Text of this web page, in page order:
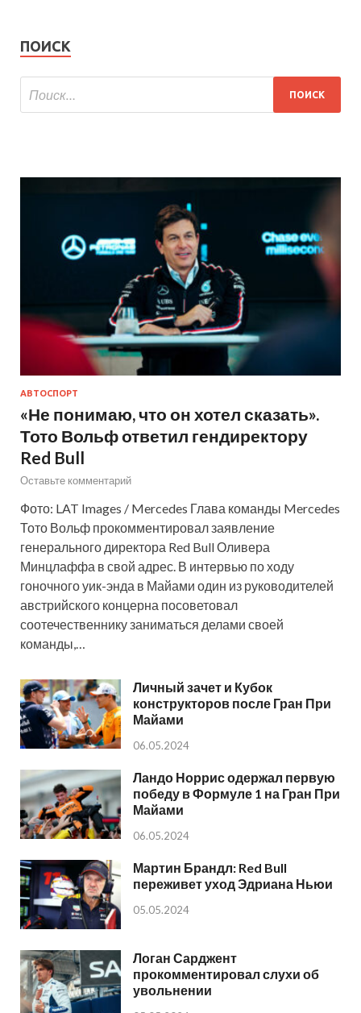
ПОИСК
АВТОСПОРТ
«Не понимаю, что он хотел сказать».
Тото Вольф ответил гендиректору
Red Bull
Оставьте комментарий
Фото: LAT Images / Mercedes Глава команды Mercedes
Тото Вольф прокомментировал заявление
генерального директора Red Bull Оливера
Минцлаффа в свой адрес. В интервью по ходу
гоночного уик-энда в Майами один из руководителей
австрийского концерна посоветовал
соотечественнику заниматься делами своей
команды,…
Личный зачет и Кубок
конструкторов после Гран При
Майами
06.05.2024
Ландо Норрис одержал первую
победу в Формуле 1 на Гран При
Майами
06.05.2024
Мартин Брандл: Red Bull
переживет уход Эдриана Ньюи
05.05.2024
Логан Сарджент
прокомментировал слухи об
увольнении